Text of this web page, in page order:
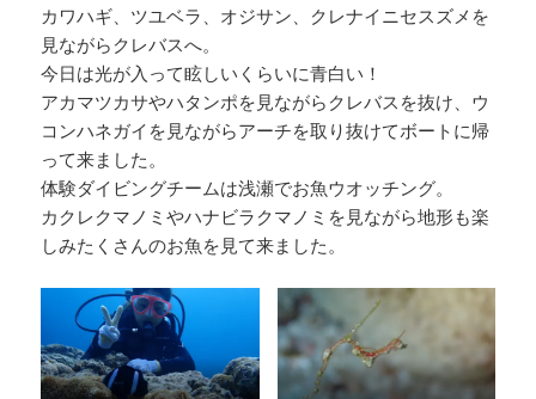
カワハギ、ツユベラ、オジサン、クレナイニセスズメを
見ながらクレバスへ。
今日は光が入って眩しいくらいに青白い！
アカマツカサやハタンポを見ながらクレバスを抜け、ウ
コンハネガイを見ながらアーチを取り抜けてボートに帰
って来ました。
体験ダイビングチームは浅瀬でお魚ウオッチング。
カクレクマノミやハナビラクマノミを見ながら地形も楽
しみたくさんのお魚を見て来ました。